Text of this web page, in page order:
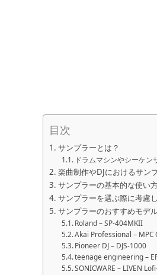
目次
サンプラーとは？
ドラムマシンやシーケン
楽曲制作やDJにおけるサン
サンプラーの基本的な使い
サンプラーを選ぶ際に考慮
サンプラーのおすすめモデ
Roland – SP-404MKII
Akai Professional – MPC
Pioneer DJ – DJS-1000
teenage engineering –
SONICWARE – LIVEN